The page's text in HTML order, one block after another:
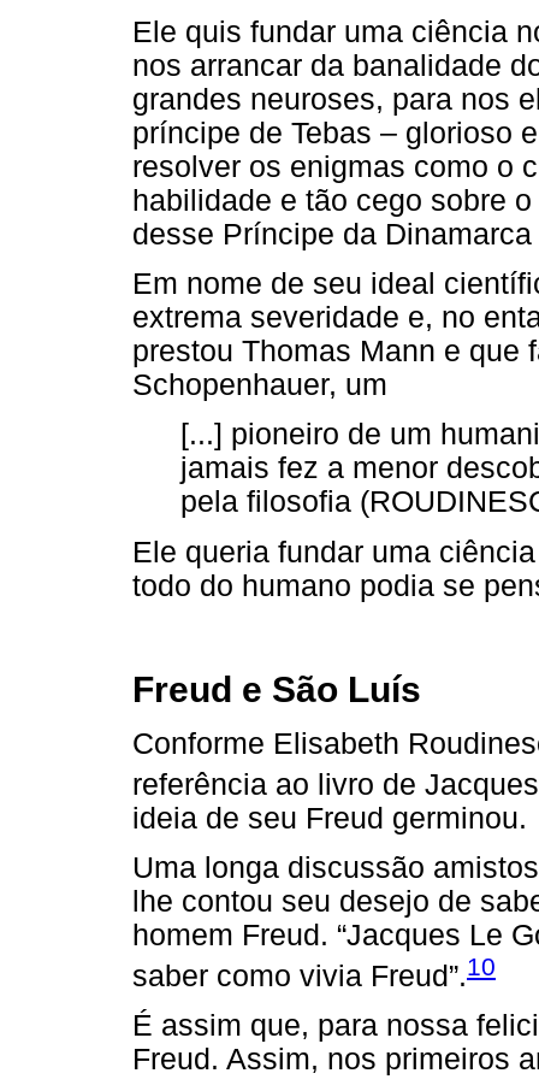
Ele quis fundar uma ciência
nos arrancar da banalidade
grandes neuroses, para nos
príncipe de Tebas – glorioso
resolver os enigmas como o
habilidade e tão cego sobre
desse Príncipe da
Em nome de seu ideal
extrema severidade e, no
prestou Thomas Mann e que
Schopenhauer, um
[...] pioneiro de um
jamais fez a menor
pela filosofia
Ele queria fundar uma
todo do humano podia se
Freud e São Luís
Conforme Elisabeth
referência ao livro de
ideia de seu Freud germinou.
Uma longa discussão
lhe contou seu desejo de
homem Freud. “Jacques Le
saber como vivia Freud”.10
É assim que, para nossa
Freud. Assim, nos primeiros